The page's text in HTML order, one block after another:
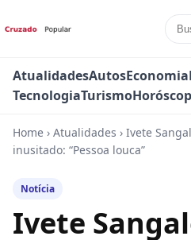
AtualidadesAutosEconomia
TecnologiaTurismo
Home › Atualidades › Ivete
inusitado: “Pessoa louca”
Notícia
Ivete